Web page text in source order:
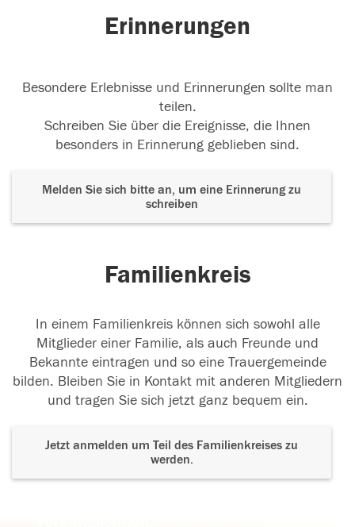
Erinnerungen
Besondere Erlebnisse und Erinnerungen sollte man
teilen.
Schreiben Sie über die Ereignisse, die Ihnen
besonders in Erinnerung geblieben sind.
Melden Sie sich bitte an, um eine Erinnerung zu
schreiben
Familienkreis
In einem Familienkreis können sich sowohl alle
Mitglieder einer Familie, als auch Freunde und
Bekannte eintragen und so eine Trauergemeinde
bilden. Bleiben Sie in Kontakt mit anderen Mitgliedern
und tragen Sie sich jetzt ganz bequem ein.
Jetzt anmelden um Teil des Familienkreises zu
werden.